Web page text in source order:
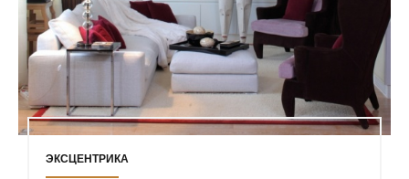
ЭКСЦЕНТРИКА